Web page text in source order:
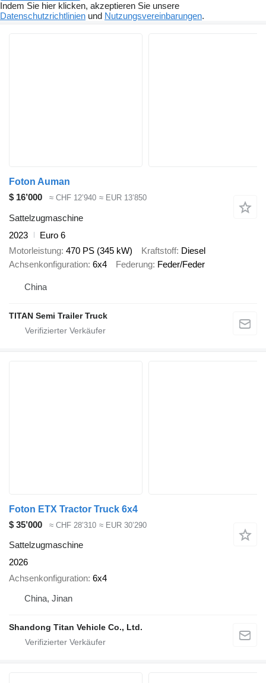
Indem Sie hier klicken, akzeptieren Sie unsere
Datenschutzrichtlinien und Nutzungsvereinbarungen.
Foton Auman
$ 16’000
≈ CHF 12’940 ≈ EUR 13’850
Sattelzugmaschine
2023
Euro 6
Motorleistung 470 PS (345 kW) Kraftstoff Diesel
Achsenkonfiguration 6x4 Federung Feder/Feder
China
TITAN Semi Trailer Truck
Foton ETX Tractor Truck 6x4
$ 35’000
≈ CHF 28’310 ≈ EUR 30’290
Sattelzugmaschine
2026
Achsenkonfiguration 6x4
China, Jinan
Shandong Titan Vehicle Co., Ltd.